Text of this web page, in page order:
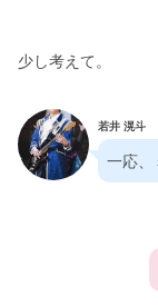
少し考えて。
若井 滉斗
一応